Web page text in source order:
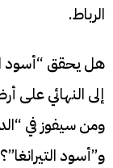
الرباط.
هل يحقق “أسود
إلى النهائي على
ومن سيفوز في
و”أسود التيرانغا”؟